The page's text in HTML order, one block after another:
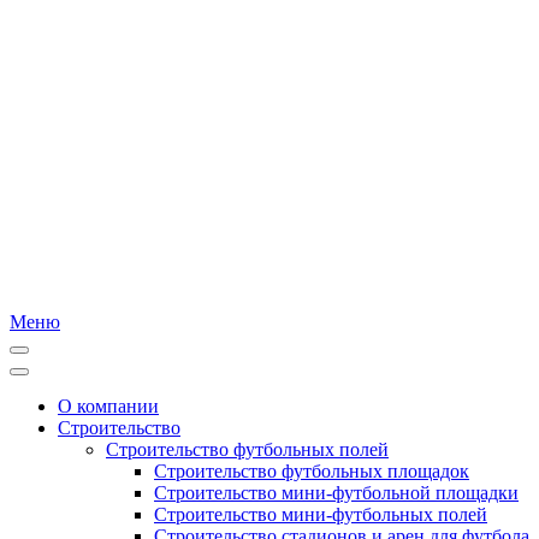
Меню
О компании
Строительство
Строительство футбольных полей
Строительство футбольных площадок
Строительство мини-футбольной площадки
Строительство мини-футбольных полей